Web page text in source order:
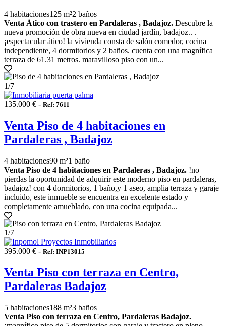
4 habitaciones125 m²2 baños
Venta Ático con trastero en Pardaleras , Badajoz. Descubre la
nueva promoción de obra nueva en ciudad jardín, badajoz.. .
¡espectacular ático! la vivienda consta de salón comedor, cocina
independiente, 4 dormitorios y 2 baños. cuenta con una magnífica
terraza de 61.31 metros. maravilloso piso con un...
1/7
135.000 € - Ref: 7611
Venta Piso de 4 habitaciones en
Pardaleras , Badajoz
4 habitaciones90 m²1 baño
Venta Piso de 4 habitaciones en Pardaleras , Badajoz. !no
pierdas la oportunidad de adquirir este moderno piso en pardaleras,
badajoz! con 4 dormitorios, 1 baño,y 1 aseo, amplia terraza y garaje
incluido, este inmueble se encuentra en excelente estado y
completamente amueblado, con una cocina equipada...
1/7
395.000 € - Ref: INP13015
Venta Piso con terraza en Centro,
Pardaleras Badajoz
5 habitaciones188 m²3 baños
Venta Piso con terraza en Centro, Pardaleras Badajoz.